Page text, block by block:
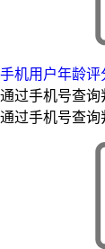
手机用户年龄评
通过手机号查询
通过手机号查询